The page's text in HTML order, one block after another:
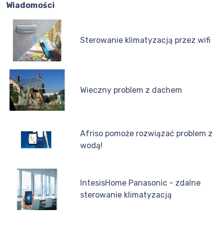
Wiadomości
Sterowanie klimatyzacją przez wifi
Wieczny problem z dachem
Afriso pomoże rozwiązać problem z
wodą!
IntesisHome Panasonic - zdalne
sterowanie klimatyzacją